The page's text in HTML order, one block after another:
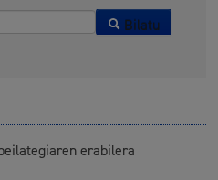
Bilatu
erabilera